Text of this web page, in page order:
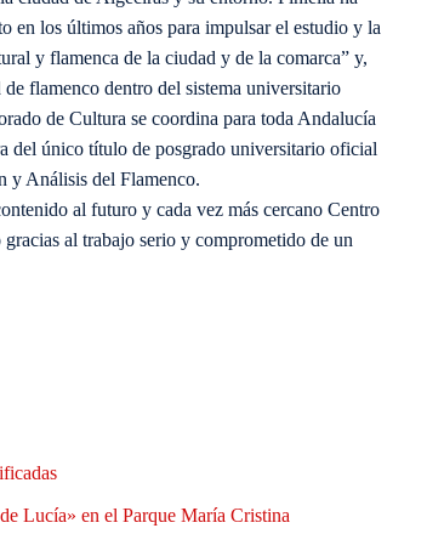
en los últimos años para impulsar el estudio y la
y flamenca de la ciudad y de la comarca” y,
flamenco dentro del sistema universitario
de Cultura se coordina para toda Andalucía
del único título de posgrado universitario oficial
y Análisis del Flamenco.
al futuro y cada vez más cercano Centro
al trabajo serio y comprometido de un
Lucía» en el Parque María Cristina